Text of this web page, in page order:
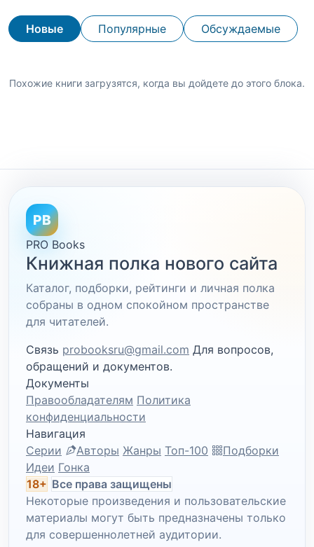
Новые Популярные Обсуждаемые
Похожие книги загрузятся, когда вы дойдете до этого блока.
PB
PRO Books
Книжная полка нового сайта
Каталог, подборки, рейтинги и личная полка
собраны в одном спокойном пространстве
для читателей.
Связь probooksru@gmail.com Для вопросов,
обращений и документов.
Документы
Правообладателям Политика
конфиденциальности
Навигация
Серии
Авторы Жанры Топ-100
Подборки
Идеи Гонка
18+ Все права защищены
Некоторые произведения и пользовательские
материалы могут быть предназначены только
для совершеннолетней аудитории.